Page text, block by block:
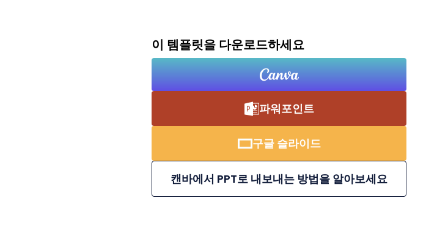
이 템플릿을 다운로드하세요
파워포인트
구글 슬라이드
캔바에서 PPT로 내보내는 방법을 알아보세요